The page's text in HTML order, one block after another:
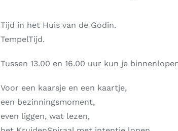
Tijd in het Huis van de Godin.
TempelTijd.
Tussen 13.00 en 16.00 uur kun je
Voor een kaarsje en een kaartje,
een bezinningsmoment,
even liggen, wat lezen,